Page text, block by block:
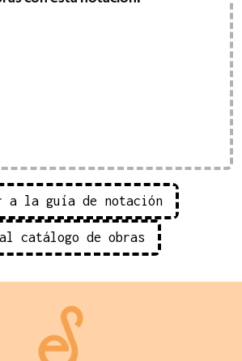
a la guía de notación
catálogo de obras